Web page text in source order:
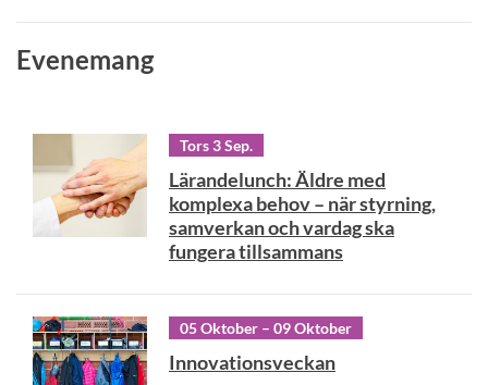
Evenemang
Tors 3 Sep.
Lärandelunch: Äldre med
komplexa behov – när styrning,
samverkan och vardag ska
fungera tillsammans
05 Oktober – 09 Oktober
Innovationsveckan